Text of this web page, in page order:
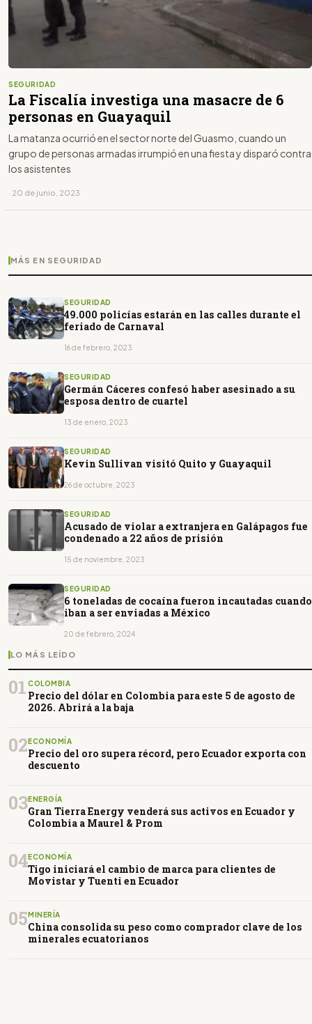
SEGURIDAD
La Fiscalía investiga una masacre de 6
personas en Guayaquil
La matanza ocurrió en el sector norte del Guasmo, cuando un
grupo de personas armadas irrumpió en una fiesta y disparó contra
los asistentes
· 20 de junio, 2023
MÁS EN SEGURIDAD
SEGURIDAD
49.000 policías estarán en las calles durante el
feriado de Carnaval
16 de febrero, 2023
SEGURIDAD
Germán Cáceres confesó haber asesinado a su
esposa dentro de cuartel
13 de enero, 2023
SEGURIDAD
Kevin Sullivan visitó Quito y Guayaquil
26 de octubre, 2023
SEGURIDAD
Acusado de violar a extranjera en Galápagos fue
condenado a 22 años de prisión
15 de noviembre, 2023
SEGURIDAD
6 toneladas de cocaína fueron incautadas cuando
iban a ser enviadas a México
20 de febrero, 2024
LO MÁS LEÍDO
01 COLOMBIA
Precio del dólar en Colombia para este 5 de agosto de
2026. Abrirá a la baja
02 ECONOMÍA
Precio del oro supera récord, pero Ecuador exporta con
descuento
03ENERGÍA
Gran Tierra Energy venderá sus activos en Ecuador y
Colombia a Maurel & Prom
04ECONOMÍA
Tigo iniciará el cambio de marca para clientes de
Movistar y Tuenti en Ecuador
05 MINERÍA
China consolida su peso como comprador clave de los
minerales ecuatorianos